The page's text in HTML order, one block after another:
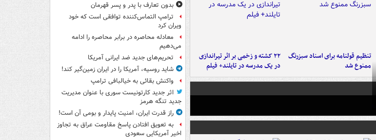
تنظیم قولنامه برای اسناد سبزرنگ
ممنوع شد
۲۲ کشته و زخمی بر اثر تیراندازی
در یک مدرسه در تایلند+ فیلم
بدون تعارف با پدر و پسر قهرمان
ترامپ التماس‌کننده توافقی است که خود
ویران کرد
معادله محاصره در برابر محاصره را ادامه
می‌دهیم
تحریم‌های جدید ضد ایرانی آمریکا
شاید روسیه، آمریکا را در ایران زمین‌گیر کند!
واکنش بقائی به خیالبافی ترامپ
اثر جدید کارتونیست سوری با عنوان مدیریت
جدید تنگه هرمز
راز قدرت ایران، امنیت پایدار و بومی آن است!
به تعویق افتادن پاسخ مقاومت عراق به تجاوز
اخیر آمریکایی سعودی